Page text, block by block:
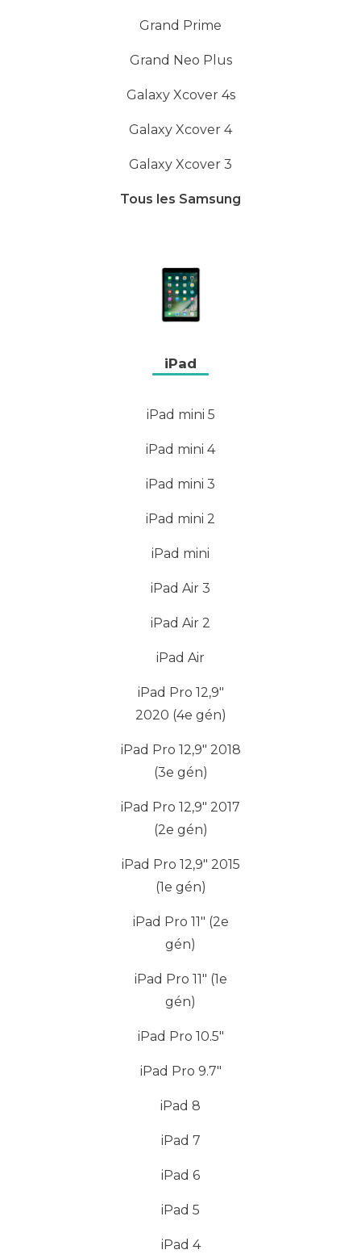
Grand Prime
Grand Neo Plus
Galaxy Xcover 4s
Galaxy Xcover 4
Galaxy Xcover 3
Tous les Samsung
iPad
iPad mini 5
iPad mini 4
iPad mini 3
iPad mini 2
iPad mini
iPad Air 3
iPad Air 2
iPad Air
iPad Pro 12,9"
2020 (4e gén)
iPad Pro 12,9" 2018
(3e gén)
iPad Pro 12,9" 2017
(2e gén)
iPad Pro 12,9" 2015
(1e gén)
iPad Pro 11" (2e
gén)
iPad Pro 11" (1e
gén)
iPad Pro 10.5"
iPad Pro 9.7"
iPad 8
iPad 7
iPad 6
iPad 5
iPad 4